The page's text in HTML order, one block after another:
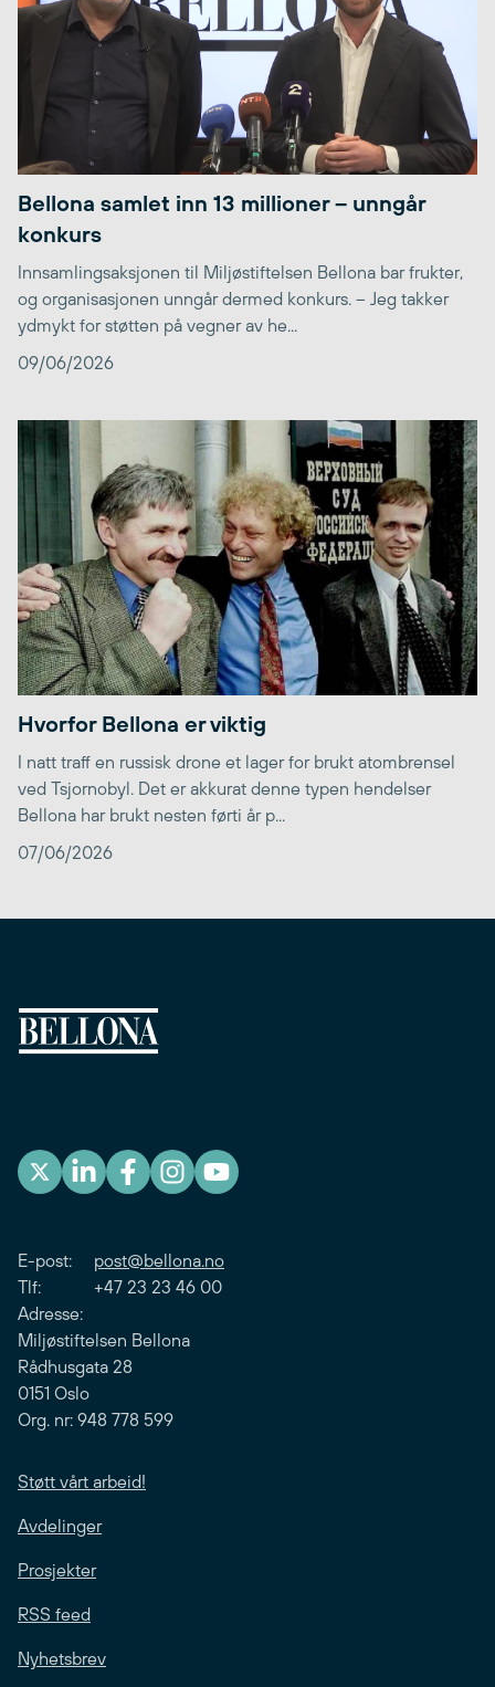
Bellona samlet inn 13 millioner – unngår
konkurs
Innsamlingsaksjonen til Miljøstiftelsen Bellona bar frukter,
og organisasjonen unngår dermed konkurs. – Jeg takker
ydmykt for støtten på vegner av he...
09/06/2026
Hvorfor Bellona er viktig
I natt traff en russisk drone et lager for brukt atombrensel
ved Tsjornobyl. Det er akkurat denne typen hendelser
Bellona har brukt nesten førti år p...
07/06/2026
E-post: post@bellona.no
Tlf: +47 23 23 46 00
Adresse:
Miljøstiftelsen Bellona
Rådhusgata 28
0151 Oslo
Org. nr: 948 778 599
Støtt vårt arbeid!
Avdelinger
Prosjekter
RSS feed
Nyhetsbrev